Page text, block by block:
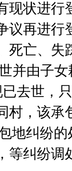
现状进
议再进
死亡、
并由子
去世，
村，该
地纠纷
等纠纷